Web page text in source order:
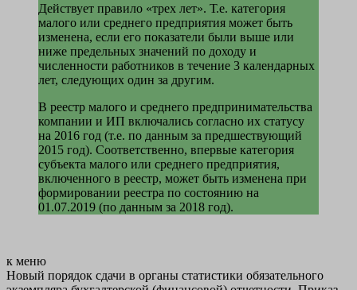
Действует правило «трех лет». Т.е. категория
малого или среднего предприятия может быть
изменена, если его показатели были выше или
ниже предельных значений по доходу и
численности работников в течение 3 календарных
лет, следующих один за другим.
В реестр малого и среднего предпринимательства
компании и ИП включались согласно их статусу
на 2016 год (т.е. по данным за предшествующий
2015 год). Соответственно, впервые категория
субъекта малого или среднего предприятия,
включенного в реестр, может быть изменена при
формировании реестра по состоянию на
01.07.2019 (по данным за 2018 год).
к меню
Новый порядок сдачи в органы статистики обязательного